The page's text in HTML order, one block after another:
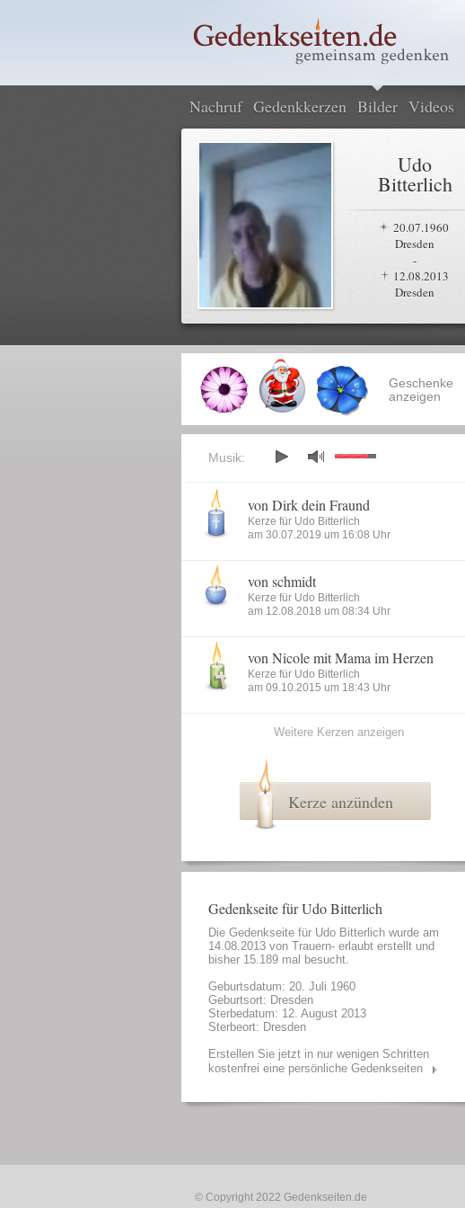
Nachruf Gedenkkerzen Bilder Videos
Udo
Bitterlich
20.07.1960
Dresden
-
12.08.2013
Dresden
Geschenke
anzeigen
Musik:
von Dirk dein Fraund
Kerze für Udo Bitterlich
am 30.07.2019 um 16:08 Uhr
von schmidt
Kerze für Udo Bitterlich
am 12.08.2018 um 08:34 Uhr
von Nicole mit Mama im Herzen
Kerze für Udo Bitterlich
am 09.10.2015 um 18:43 Uhr
Weitere Kerzen anzeigen
Kerze anzünden
Gedenkseite für Udo Bitterlich
Die Gedenkseite für Udo Bitterlich wurde am
14.08.2013 von Trauern- erlaubt erstellt und
bisher 15.189 mal besucht.
Geburtsdatum: 20. Juli 1960
Geburtsort: Dresden
Sterbedatum: 12. August 2013
Sterbeort: Dresden
Erstellen Sie jetzt in nur wenigen Schritten
kostenfrei eine persönliche Gedenkseiten
© Copyright 2022 Gedenkseiten.de